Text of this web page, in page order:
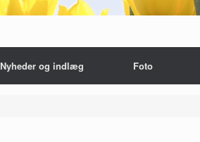
Nyheder og indlæg Foto